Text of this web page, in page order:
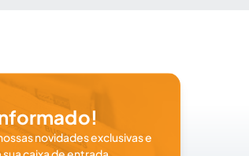
novidades exclusivas e